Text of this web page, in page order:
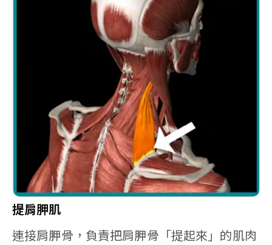
提肩胛肌
連接肩胛骨，負責把肩胛骨「提起來」的肌肉